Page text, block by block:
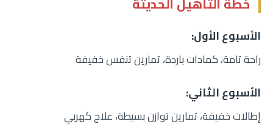
الأسبوع الأول:
راحة تامة، كمادات باردة، تمارين تنفس خفيفة
الأسبوع الثاني:
إطالات خفيفة، تمارين توازن بسيطة، علاج كهربي